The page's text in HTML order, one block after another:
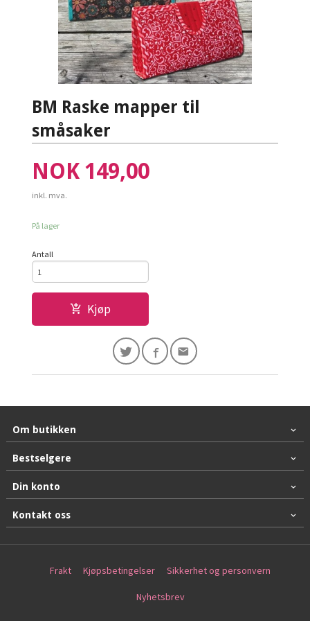
BM Raske mapper til
småsaker
Pris
NOK 149,00
inkl. mva.
På lager
Antall
Kjøp
Om butikken
Bestselgere
Din konto
Kontakt oss
Frakt Kjøpsbetingelser Sikkerhet og personvern
Nyhetsbrev